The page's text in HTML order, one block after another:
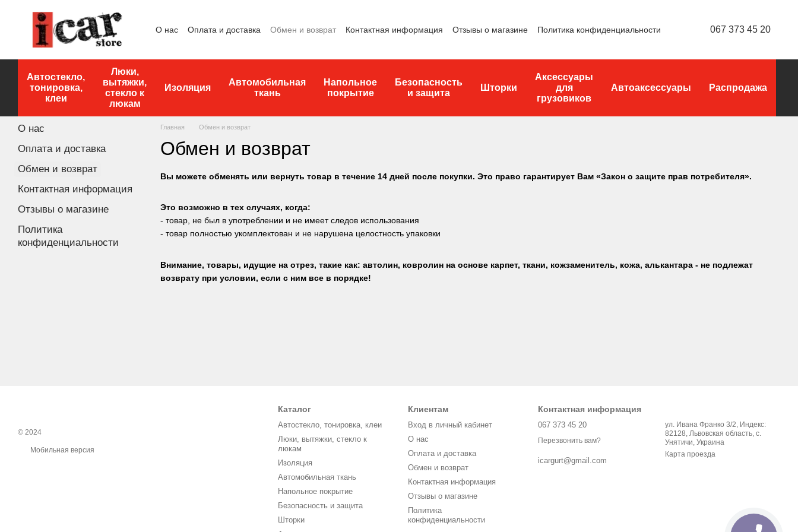
О нас Оплата и доставка Обмен и возврат Контактная информация Отзывы о магазине Политика конфиденциальности 067 373 45 20
Автостекло,
тонировка,
клеи
Люки,
вытяжки,
стекло к
люкам
Изоляция
Автомобильная
ткань
Напольное
покрытие
Безопасность
и защита
Шторки
Аксессуары
для
грузовиков
Автоаксессуары Распродажа
Главная Обмен и возврат
Обмен и возврат
Вы можете обменять или вернуть товар в течение 14 дней после покупки. Это право гарантирует Вам «Закон о защите прав потребителя».
Это возможно в тех случаях, когда:
- товар, не был в употреблении и не имеет следов использования
- товар полностью укомплектован и не нарушена целостность упаковки
Внимание, товары, идущие на отрез, такие как: автолин, ковролин на основе карпет, ткани, кожзаменитель, кожа, алькантара - не подлежат
возврату при условии, если с ним все в порядке!
О нас
Оплата и доставка
Обмен и возврат
Контактная информация
Отзывы о магазине
Политика
конфиденциальности
© 2024
Мобильная версия
Каталог
Автостекло, тонировка, клеи
Люки, вытяжки, стекло к
люкам
Изоляция
Автомобильная ткань
Напольное покрытие
Безопасность и защита
Шторки
Клиентам
Вход в личный кабинет
О нас
Оплата и доставка
Обмен и возврат
Контактная информация
Отзывы о магазине
Политика
конфиденциальности
Контактная информация
067 373 45 20
Перезвонить вам?
icargurt@gmail.com
ул. Ивана Франко 3/2, Индекс:
82128, Львовская область, с.
Унятичи, Украина
Карта проезда